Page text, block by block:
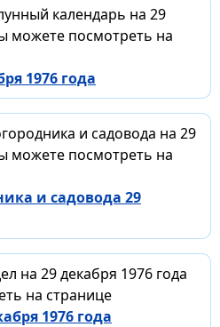
календарь на 29
можете посмотреть на
1976 года
и садовода на 29
можете посмотреть на
и садовода 29
на 29 декабря 1976 года
на странице
1976 года